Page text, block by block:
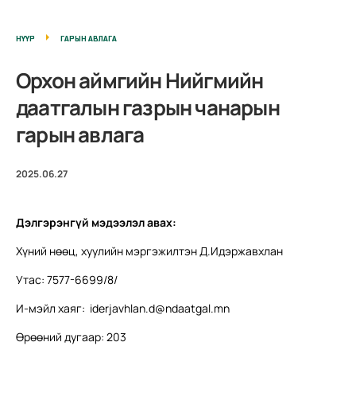
НҮҮР ГАРЫН АВЛАГА
Орхон аймгийн Нийгмийн
даатгалын газрын чанарын
гарын авлага
2025.06.27
Дэлгэрэнгүй мэдээлэл авах:
Хүний нөөц, хуулийн мэргэжилтэн Д.Идэржавхлан
Утас: 7577-6699/8/
И-мэйл хаяг: iderjavhlan.d@ndaatgal.mn
Өрөөний дугаар: 203